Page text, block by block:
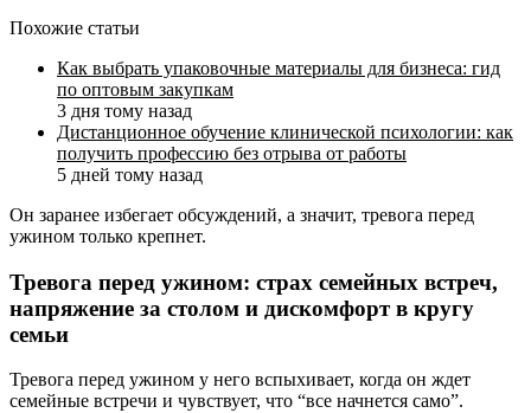
Похожие статьи
Как выбрать упаковочные материалы для бизнеса: гид
по оптовым закупкам
3 дня тому назад
Дистанционное обучение клинической психологии: как
получить профессию без отрыва от работы
5 дней тому назад
Он заранее избегает обсуждений, а значит, тревога перед
ужином только крепнет.
Тревога перед ужином: страх семейных встреч,
напряжение за столом и дискомфорт в кругу
семьи
Тревога перед ужином у него вспыхивает, когда он ждет
семейные встречи и чувствует, что “все начнется само”.